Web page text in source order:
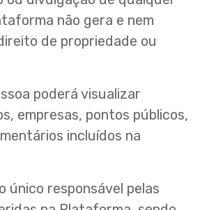
não gera e nem
de propriedade ou
poderá visualizar
empresas, pontos públicos,
incluídos na
único responsável pelas